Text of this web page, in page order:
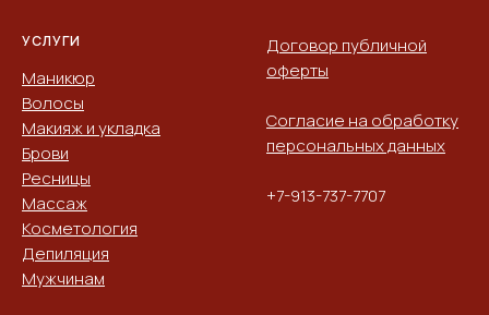
УСЛУГИ
Маникюр
Волосы
Макияж и укладка
Брови
Ресницы
Массаж
Косметология
Депиляция
Мужчинам
Договор публичной
оферты
Согласие на обработку
персональных данных
+7-913-737-7707